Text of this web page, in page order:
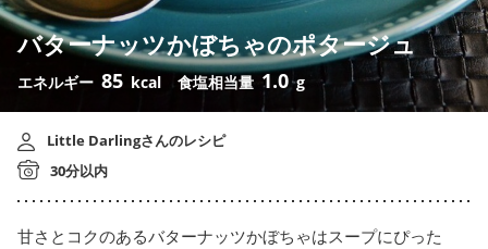
バターナッツかぼちゃのポタージュ
エネルギー 85 kcal 食塩相当量 1.0 g
Little Darlingさんのレシピ
30分以内
甘さとコクのあるバターナッツかぼちゃはスープにぴった